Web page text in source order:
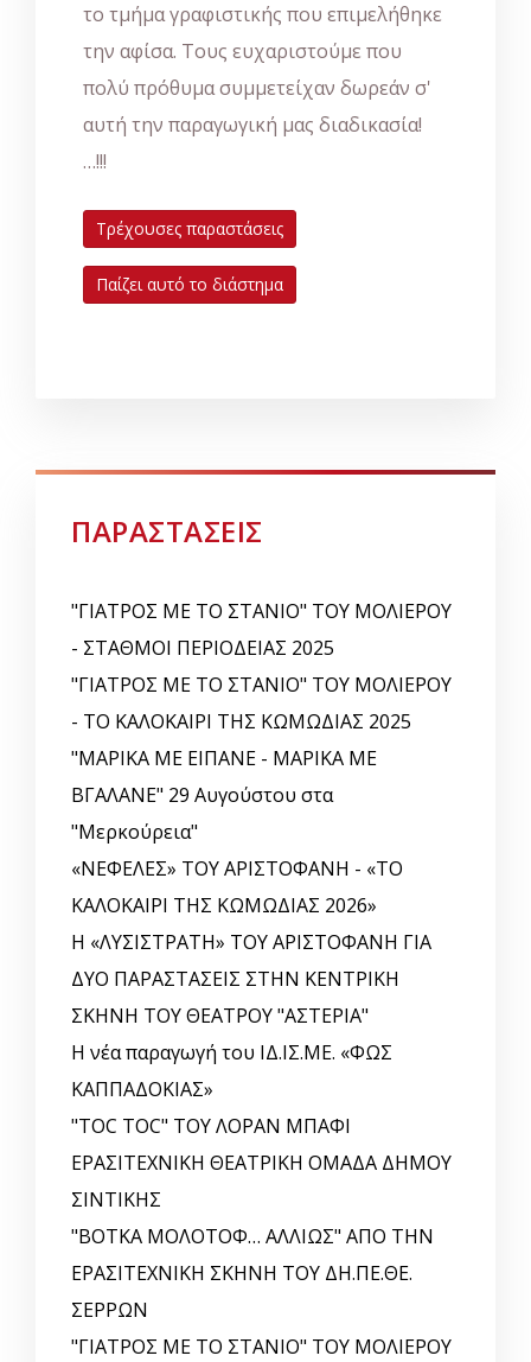
το τμήμα γραφιστικής που επιμελήθηκε
την αφίσα. Τους ευχαριστούμε που
πολύ πρόθυμα συμμετείχαν δωρεάν σ'
αυτή την παραγωγική μας διαδικασία!
…!!!
Τρέχουσες παραστάσεις
Παίζει αυτό το διάστημα
ΠΑΡΑΣΤΑΣΕΙΣ
"ΓΙΑΤΡΟΣ ΜΕ ΤΟ ΣΤΑΝΙΟ" ΤΟΥ ΜΟΛΙΕΡΟΥ
- ΣΤΑΘΜΟΙ ΠΕΡΙΟΔΕΙΑΣ 2025
"ΓΙΑΤΡΟΣ ΜΕ ΤΟ ΣΤΑΝΙΟ" ΤΟΥ ΜΟΛΙΕΡΟΥ
- ΤΟ ΚΑΛΟΚΑΙΡΙ ΤΗΣ ΚΩΜΩΔΙΑΣ 2025
"ΜΑΡΙΚΑ ΜΕ ΕΙΠΑΝΕ - ΜΑΡΙΚΑ ΜΕ
ΒΓΑΛΑΝΕ" 29 Αυγούστου στα
"Μερκούρεια"
«ΝΕΦΕΛΕΣ» ΤΟΥ ΑΡΙΣΤΟΦΑΝΗ - «ΤΟ
ΚΑΛΟΚΑΙΡΙ ΤΗΣ ΚΩΜΩΔΙΑΣ 2026»
Η «ΛΥΣΙΣΤΡΑΤΗ» ΤΟΥ ΑΡΙΣΤΟΦΑΝΗ ΓΙΑ
ΔΥΟ ΠΑΡΑΣΤΑΣΕΙΣ ΣΤΗΝ ΚΕΝΤΡΙΚΗ
ΣΚΗΝΗ ΤΟΥ ΘΕΑΤΡΟΥ "ΑΣΤΕΡΙΑ"
Η νέα παραγωγή του ΙΔ.ΙΣ.ΜΕ. «ΦΩΣ
ΚΑΠΠΑΔΟΚΙΑΣ»
"TOC TOC" ΤΟΥ ΛΟΡΑΝ ΜΠΑΦΙ
ΕΡΑΣΙΤΕΧΝΙΚΗ ΘΕΑΤΡΙΚΗ ΟΜΑΔΑ ΔΗΜΟΥ
ΣΙΝΤΙΚΗΣ
"ΒΟΤΚΑ ΜΟΛΟΤΟΦ… ΑΛΛΙΩΣ" ΑΠΟ ΤΗΝ
ΕΡΑΣΙΤΕΧΝΙΚΗ ΣΚΗΝΗ ΤΟΥ ΔΗ.ΠΕ.ΘΕ.
ΣΕΡΡΩΝ
"ΓΙΑΤΡΟΣ ΜΕ ΤΟ ΣΤΑΝΙΟ" ΤΟΥ ΜΟΛΙΕΡΟΥ